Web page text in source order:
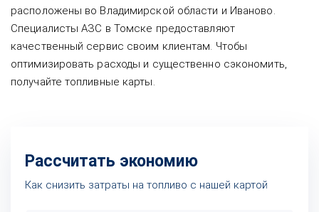
расположены во Владимирской области и Иваново.
Специалисты АЗС в Томске предоставляют
качественный сервис своим клиентам. Чтобы
оптимизировать расходы и существенно сэкономить,
получайте топливные карты.
Рассчитать экономию
Как снизить затраты на топливо с нашей картой